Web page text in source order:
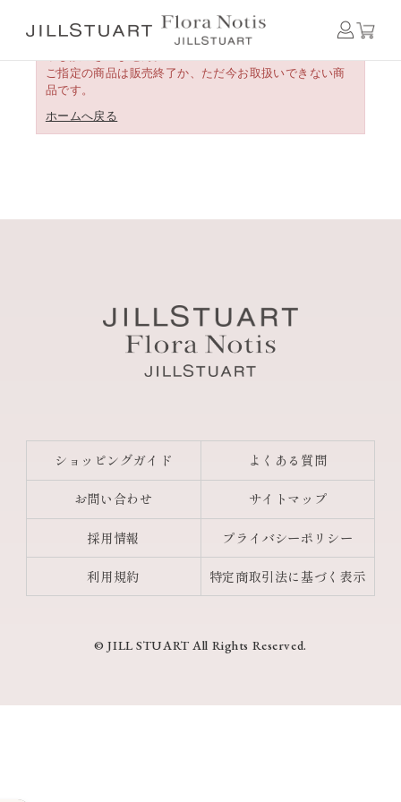
ご指定の商品は販売終了か、ただ今お取扱いできない商
品です。
ホームへ戻る
ショッピングガイド よくある質問
お問い合わせ サイトマップ
採用情報 プライバシーポリシー
利用規約 特定商取引法に基づく表示
© JILL STUART All Rights Reserved.